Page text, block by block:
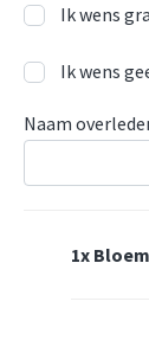
Ik wens
Ik wens
Naam
1x